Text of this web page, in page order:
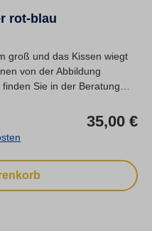
rot-blau
groß und das Kissen wiegt
von der Abbildung
35,00 €